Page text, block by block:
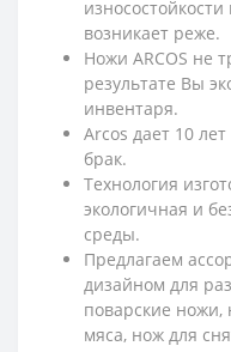
возникает реже.
Ножи ARCOS не
результате Вы
инвентаря.
Arcos дает 10
брак.
Технология
экологичная и
среды.
Предлагаем
дизайном для
поварские ножи,
мяса, нож для